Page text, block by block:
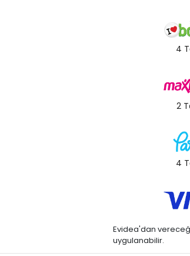
4
2
4
Evidea'dan
uygulanabilir.